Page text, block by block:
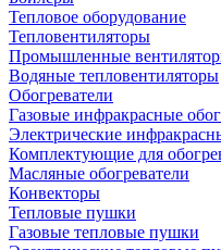
Тепловое оборудование
Тепловентиляторы
Промышленные
Водяные тепловентиляторы
Обогреватели
Газовые инфракрасные
Электрические
Комплектующие для
Масляные обогреватели
Конвекторы
Тепловые пушки
Газовые тепловые пушки